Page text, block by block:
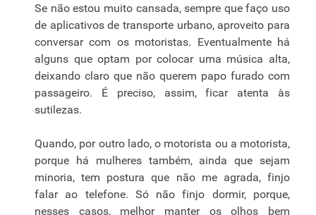
Se não estou muito cansada, sempre que faço uso
de aplicativos de transporte urbano, aproveito para
conversar com os motoristas. Eventualmente há
alguns que optam por colocar uma música alta,
deixando claro que não querem papo furado com
passageiro. É preciso, assim, ficar atenta às
sutilezas.
Quando, por outro lado, o motorista ou a motorista,
porque há mulheres também, ainda que sejam
minoria, tem postura que não me agrada, finjo
falar ao telefone. Só não finjo dormir, porque,
nesses casos, melhor manter os olhos bem